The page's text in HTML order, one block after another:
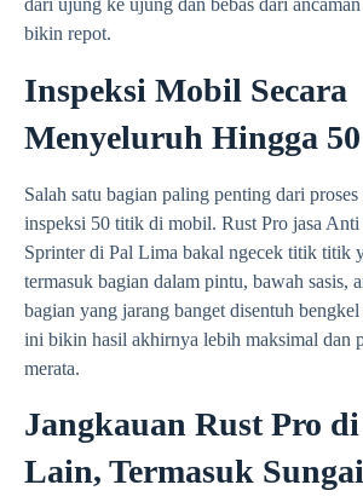
dari ujung ke ujung dan bebas dari
bikin repot.
Inspeksi Mobil Secara
Menyeluruh Hingga
Salah satu bagian paling penting dari proses
inspeksi 50 titik di mobil. Rust Pro jasa
Sprinter di Pal Lima bakal ngecek titik titik
termasuk bagian dalam pintu, bawah sasis,
bagian yang jarang banget disentuh bengkel
ini bikin hasil akhirnya lebih maksimal dan
merata.
Jangkauan Rust Pro
Lain, Termasuk